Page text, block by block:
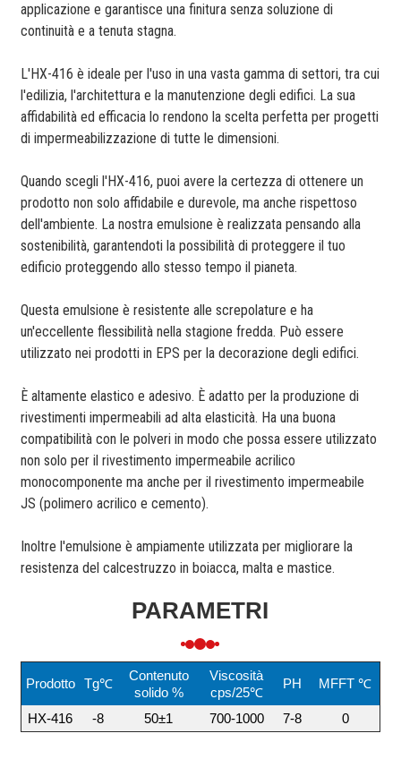
applicazione e garantisce una finitura senza soluzione di
continuità e a tenuta stagna.
L'HX-416 è ideale per l'uso in una vasta gamma di settori, tra cui
l'edilizia, l'architettura e la manutenzione degli edifici. La sua
affidabilità ed efficacia lo rendono la scelta perfetta per progetti
di impermeabilizzazione di tutte le dimensioni.
Quando scegli l'HX-416, puoi avere la certezza di ottenere un
prodotto non solo affidabile e durevole, ma anche rispettoso
dell'ambiente. La nostra emulsione è realizzata pensando alla
sostenibilità, garantendoti la possibilità di proteggere il tuo
edificio proteggendo allo stesso tempo il pianeta.
Questa emulsione è resistente alle screpolature e ha
un'eccellente flessibilità nella stagione fredda. Può essere
utilizzato nei prodotti in EPS per la decorazione degli edifici.
È altamente elastico e adesivo. È adatto per la produzione di
rivestimenti impermeabili ad alta elasticità. Ha una buona
compatibilità con le polveri in modo che possa essere utilizzato
non solo per il rivestimento impermeabile acrilico
monocomponente ma anche per il rivestimento impermeabile
JS (polimero acrilico e cemento).
Inoltre l'emulsione è ampiamente utilizzata per migliorare la
resistenza del calcestruzzo in boiacca, malta e mastice.
PARAMETRI
Prodotto Tg℃
Contenuto
solido %
Viscosità
cps/25℃
PH MFFT ℃
HX-416 -8 50±1 700-1000 7-8 0